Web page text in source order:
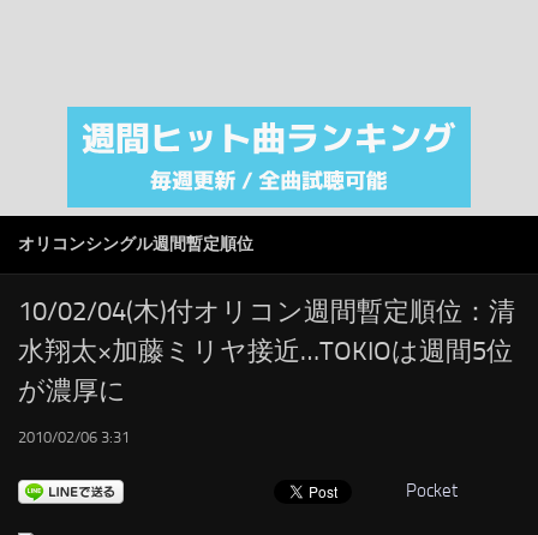
注目カテゴリ
オリジナルiTunes週間トップソング
RSS
LINKS
オリコンシングル週間暫定順位
10/02/04(木)付オリコン週間暫定順位：清
水翔太×加藤ミリヤ接近…TOKIOは週間5位
が濃厚に
2010/02/06 3:31
Pocket